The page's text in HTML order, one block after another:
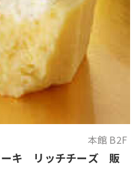
本館 B2F
ーキ リッチチーズ 販